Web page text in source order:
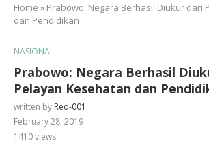
Home » Prabowo: Negara Berhasil Diukur dari
dan Pendidikan
NASIONAL
Prabowo: Negara Berhasil
Pelayan Kesehatan dan
written by Red-001
February 28, 2019
1410views